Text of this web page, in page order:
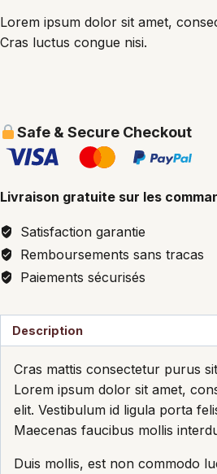
Lorem ipsum dolor sit amet,
Cras luctus congue nisi.
Safe & Secure Checkout
Livraison gratuite sur les
Satisfaction garantie
Remboursements sans tracas
Paiements sécurisés
Description
Cras mattis consectetur purus
Lorem ipsum dolor sit amet,
elit. Vestibulum id ligula porta
Maecenas faucibus mollis
Duis mollis, est non commodo